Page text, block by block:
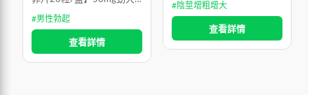
一粒見效丨超強升級,丨暴
漲時長尺寸暴增丨瞬間勃起
丨重振雄風
#男性勃起
查看詳情
#陰莖增粗增大
查看詳情